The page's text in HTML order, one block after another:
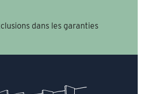
dans les garanties